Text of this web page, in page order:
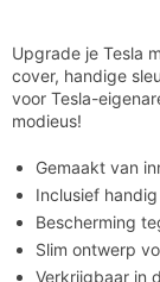
Cover
&amp;
Cover
&amp;
Upgrade je Tesla
cover, handige
voor Tesla-
modieus!
Gemaakt van
Inclusief
Bescherming
Slim ontwerp
Verkrijgbaar in